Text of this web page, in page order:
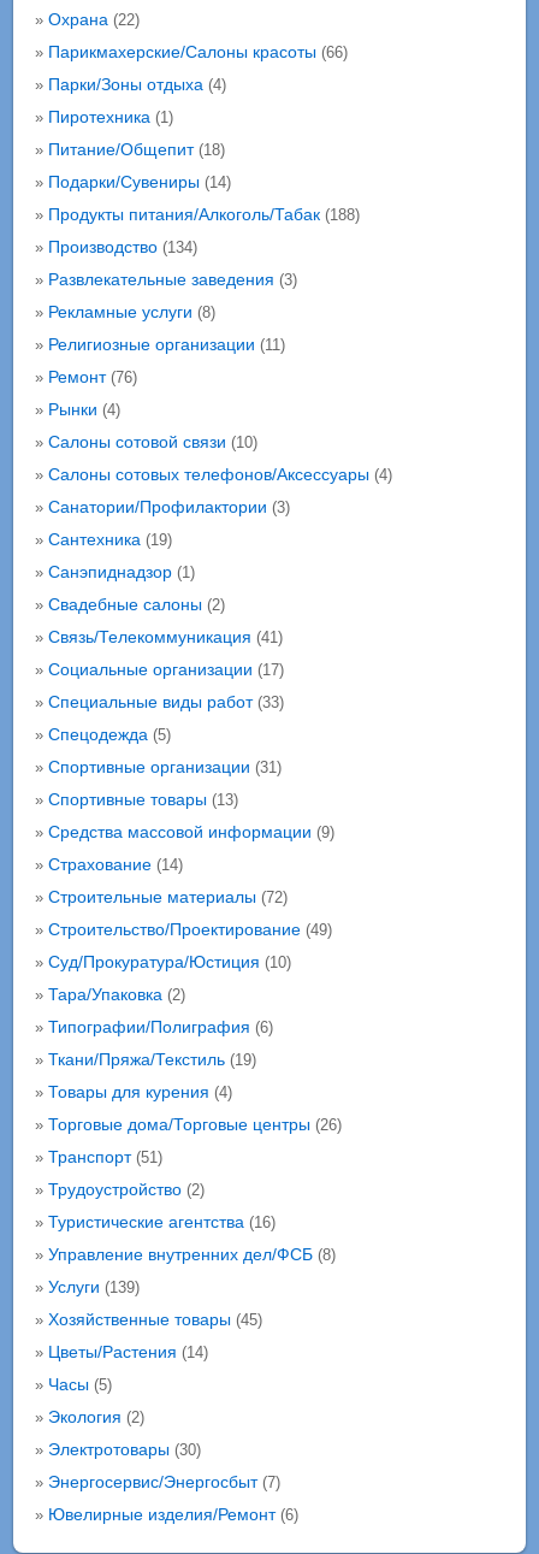
» Охрана(22)
» Парикмахерские/Салоны красоты(66)
» Парки/Зоны отдыха(4)
» Пиротехника(1)
» Питание/Общепит(18)
» Подарки/Сувениры(14)
» Продукты питания/Алкоголь/Табак(188)
» Производство(134)
» Развлекательные заведения (3)
» Рекламные услуги (8)
» Религиозные организации (11)
» Ремонт(76)
» Рынки (4)
» Салоны сотовой связи (10)
» Салоны сотовых телефонов/Аксессуары(4)
» Санатории/Профилактории (3)
» Сантехника(19)
» Санэпиднадзор(1)
» Свадебные салоны(2)
» Связь/Телекоммуникация (41)
» Социальные организации (17)
» Специальные виды работ(33)
» Спецодежда(5)
» Спортивные организации (31)
» Спортивные товары(13)
» Средства массовой информации (9)
» Страхование(14)
» Строительные материалы(72)
» Строительство/Проектирование(49)
» Суд/Прокуратура/Юстиция (10)
» Тара/Упаковка(2)
» Типографии/Полиграфия (6)
» Ткани/Пряжа/Текстиль(19)
» Товары для курения (4)
» Торговые дома/Торговые центры(26)
» Транспорт(51)
» Трудоустройство(2)
» Туристические агентства(16)
» Управление внутренних дел/ФСБ(8)
» Услуги (139)
» Хозяйственные товары(45)
» Цветы/Растения (14)
» Часы(5)
» Экология (2)
» Электротовары(30)
» Энергосервис/Энергосбыт(7)
» Ювелирные изделия/Ремонт(6)